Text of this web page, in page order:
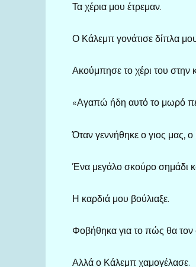
Τα χέρια μου έτρεμαν.
Ο Κάλεμπ γονάτισε δίπλα
Ακούμπησε το χέρι του στην
«Αγαπώ ήδη αυτό το μωρό
Όταν γεννήθηκε ο γιος μας,
Ένα μεγάλο σκούρο σημάδι
Η καρδιά μου βούλιαξε.
Φοβήθηκα για το πώς θα τον
Αλλά ο Κάλεμπ χαμογέλασε.